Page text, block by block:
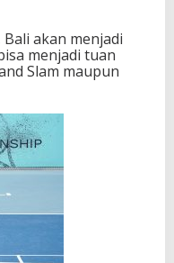
Bali akan menjadi
menjadi tuan
Slam maupun